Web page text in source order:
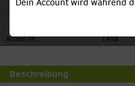
Artikel-Nr.: L498
Beschreibung
Dein Account wird während